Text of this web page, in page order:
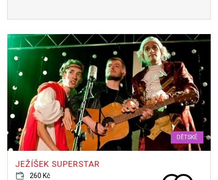
DĚTSKÉ
JEŽÍŠEK SUPERSTAR
260 Kč